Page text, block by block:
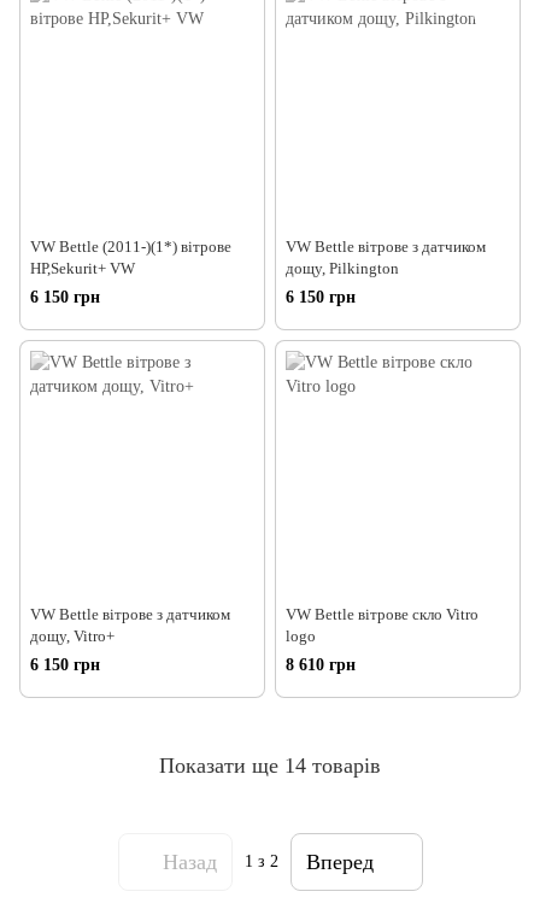
VW Bettle (2011-)(1*) вітрове
НР,Sekurit+ VW
6 150 грн
VW Bettle вітрове з датчиком
дощу, Pilkington
6 150 грн
VW Bettle вітрове з датчиком
дощу, Vitro+
6 150 грн
VW Bettle вітрове скло Vitro
logo
8 610 грн
Показати ще 14 товарів
Назад 1 з 2 Вперед